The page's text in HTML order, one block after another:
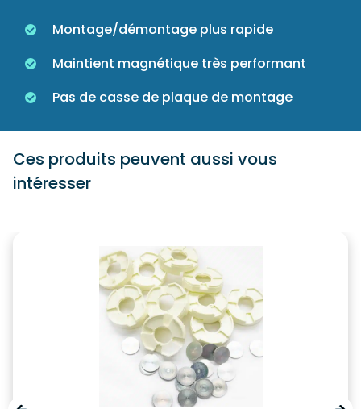
Montage/démontage plus rapide
Maintient magnétique très performant
Pas de casse de plaque de montage
Ces produits peuvent aussi vous
intéresser